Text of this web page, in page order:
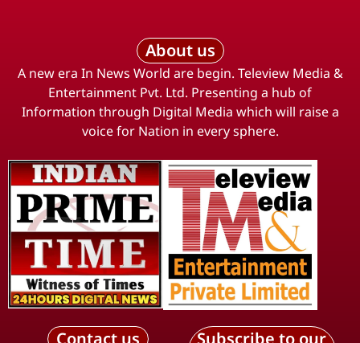
About us
A new era In News World are begin. Teleview Media &
Entertainment Pvt. Ltd. Presenting a hub of
Information through Digital Media which will raise a
voice for Nation in every sphere.
Contact us
Subscribe to our